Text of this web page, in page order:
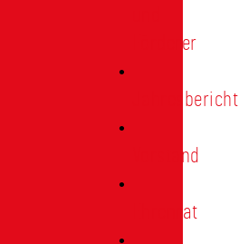
Förderer
Jahresbericht
Vorstand
Ehrenrat